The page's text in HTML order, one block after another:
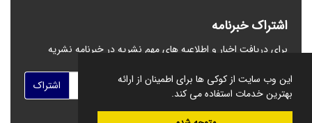
این وب سایت از کوکی ها برای اطمینان از ارائه
بهترین خدمات استفاده می کند.
اشتراک خبرنامه
برای دریافت اخبار و اطلاعیه های مهم نشریه در خبرنامه نشریه
اشتراک